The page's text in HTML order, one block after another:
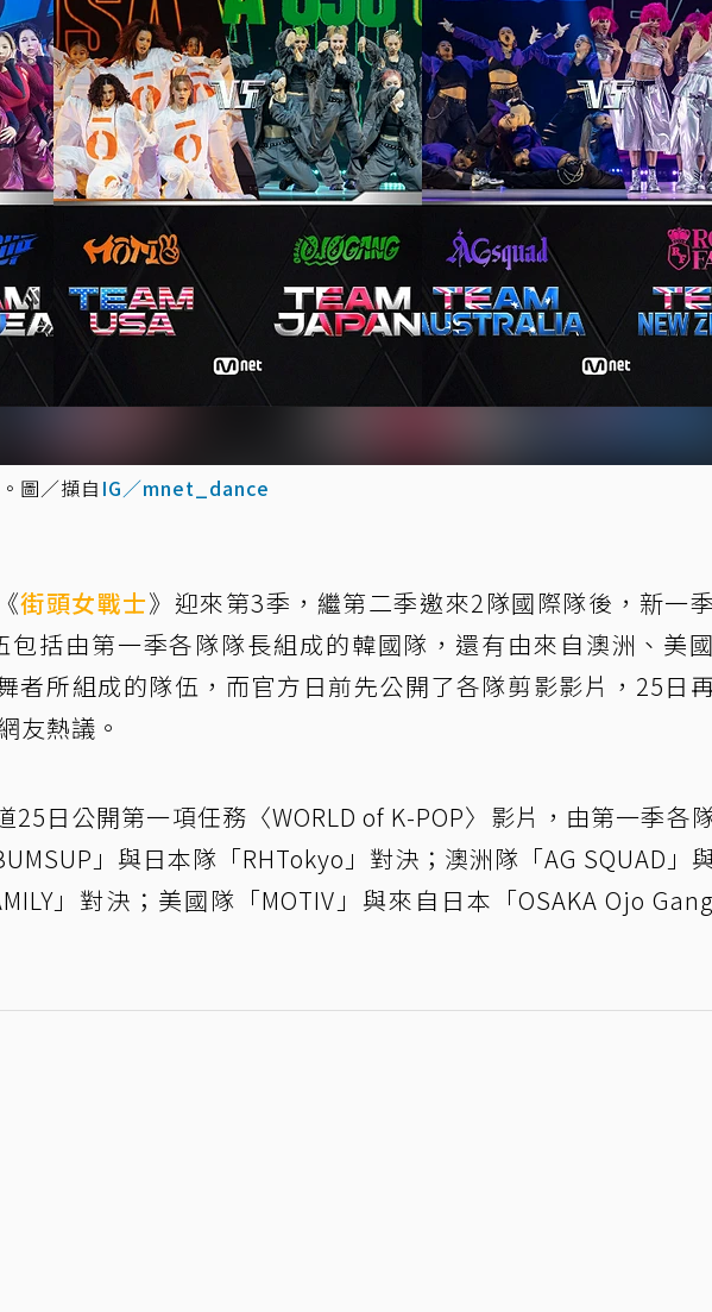
圖／擷自 IG／mnet_dance
街頭女戰士》迎來第3季，繼第二季邀來2隊國際隊後，新一
包括由第一季各隊隊長組成的韓國隊，還有由來自澳洲、美
者所組成的隊伍，而官方日前先公開了各隊剪影影片，25日
友熱議。
25日公開第一項任務〈WORLD of K-POP〉影片，由第一季各
」與日本隊「RHTokyo」對決；澳洲隊「AG SQUAD」
」對決；美國隊「MOTIV」與來自日本「OSAKA Ojo